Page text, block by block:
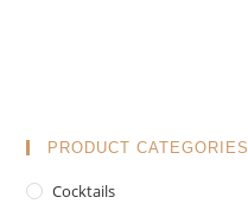
PRODUCT CATEGORIES
Cocktails